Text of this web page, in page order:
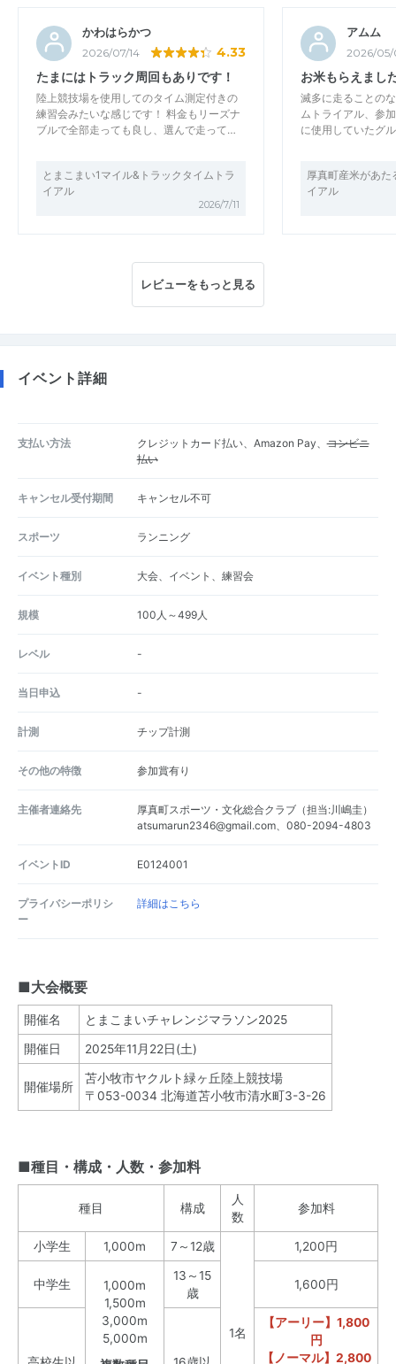
かわはらかつ
2026/07/14 4.33
たまにはトラック周回もありです！
陸上競技場を使用してのタイム測定付きの
練習会みたいな感じです！ 料金もリーズナ
ブルで全部走っても良し、選んで走って…
とまこまい1マイル&トラックタイムトラ
イアル
2026/7/11
アムム
2026/05/
お米もらえまし
滅多に走ることの
ムトライアル、参
に使用していたグ
厚真町産米があ
イアル
レビューをもっと見る
イベント詳細
支払い方法 クレジットカード払い、Amazon Pay、コンビニ
払い
キャンセル受付期間 キャンセル不可
スポーツ ランニング
イベント種別 大会、イベント、練習会
規模 100人～499人
レベル -
当日申込 -
計測 チップ計測
その他の特徴 参加賞有り
主催者連絡先
厚真町スポーツ・文化総合クラブ（担当:川嶋圭）
atsumarun2346@gmail.com、080-2094-4803
イベントID E0124001
プライバシーポリシ
ー
詳細はこちら
■大会概要
開催名 とまこまいチャレンジマラソン2025
開催日 2025年11月22日(土)
開催場所
苫小牧市ヤクルト緑ヶ丘陸上競技場
〒053-0034 北海道苫小牧市清水町3-3-26
■種目・構成・人数・参加料
種目 構成
人
数
参加料
小学生 1,000m 7～12歳
1名
1,200円
中学生
1,000m
1,500m
3,000m
5,000m
13～15
歳
1,600円
【アーリー】1,800
円
【ノーマル】2,800